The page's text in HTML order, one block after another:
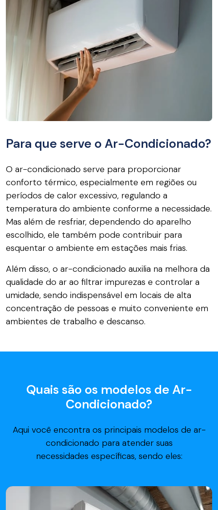
Para que serve o Ar-Condicionado?
O ar-condicionado serve para proporcionar
conforto térmico, especialmente em regiões ou
períodos de calor excessivo, regulando a
temperatura do ambiente conforme a necessidade.
Mas além de resfriar, dependendo do aparelho
escolhido, ele também pode contribuir para
esquentar o ambiente em estações mais frias.
Além disso, o ar-condicionado auxilia na melhora da
qualidade do ar ao filtrar impurezas e controlar a
umidade, sendo indispensável em locais de alta
concentração de pessoas e muito conveniente em
ambientes de trabalho e descanso.
Quais são os modelos de Ar-
Condicionado?
Aqui você encontra os principais modelos de ar-
condicionado para atender suas
necessidades específicas, sendo eles: